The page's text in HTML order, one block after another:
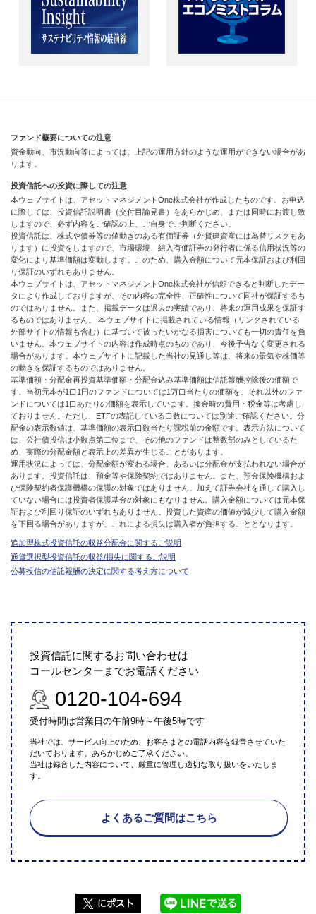
ファンド概要についての注意
資金動向、市況動向等によっては、上記の運用方針のような運用ができない場合があ
ります。
投資信託への投資に際しての注意
本ウェブサイトは、アセットマネジメントOne株式会社が作成したものです。お申込
に際しては、投資信託説明書（交付目論見書）をあらかじめ、または同時にお渡し致
しますので、必ず内容をご確認の上、ご自身でご判断ください。
投資信託は、株式や債券等の値動きのある有価証券（外貨建資産には為替リスクもあ
ります）に投資をしますので、市場環境、組入有価証券の発行者に係る信用状況等の
変化により基準価額は変動します。このため、購入金額について元本保証および利回
り保証のいずれもありません。
本ウェブサイトは、アセットマネジメントOne株式会社が信頼できると判断したデー
タにより作成しておりますが、その内容の完全性、正確性について同社が保証するも
のではありません。また、掲載データは過去の実績であり、将来の運用成果を保証す
るものではありません。 本ウェブサイトに掲載されている情報（リンクされている
外部サイトの情報も含む）に基づいて被ったいかなる損害についても一切の責任を負
いません。本ウェブサイトの内容は作成時点のものであり、今後予告なく変更される
場合があります。本ウェブサイトに記載した当社の見通し等は、将来の景気や株価等
の動きを保証するものではありません。
基準価額・分配金再投資基準価額・分配金込み基準価額は信託報酬控除後の価額で
す。当初元本が1口1円のファンドについては1万口当たりの価額を、それ以外のファ
ンドについては1口あたりの価額を表示しています。換金時の費用・税金等は考慮し
ておりません。ただし、ETFの表記している口数については別途ご確認ください。分
配金の表示数値は、基準価額の表示口数当たり課税前の金額です。表示方法について
は、公社債投信は小数点第二位まで、その他のファンドは整数部のみとしているた
め、実際の分配金額と表示上の差異が生じることがあります。
運用状況によっては、分配金額が変わる場合、あるいは分配金が支払われない場合が
あります。投資信託は、預金等や保険契約ではありません。また、預金保険機構およ
び保険契約者保護機構の保護の対象ではありません。加えて証券会社を通して購入し
ていない場合には投資者保護基金の対象にもなりません。購入金額については元本保
証および利回り保証のいずれもありません。投資した資産の価値が減少して購入金額
を下回る場合がありますが、これによる損失は購入者が負担することとなります。
追加型株式投資信託の収益分配金に関するご説明
通貨選択型投資信託の収益/損失に関するご説明
公募投信の信託報酬の決定に関する考え方について
投資信託に関するお問い合わせは
コールセンターまでお電話ください
0120-104-694
受付時間は営業日の午前9時～午後5時です
当社では、サービス向上のため、お客さまとの電話内容を録音させていた
だいております。あらかじめご了承ください。
当社は録音した内容について、厳重に管理し適切な取り扱いをいたしま
す。
よくあるご質問はこちら